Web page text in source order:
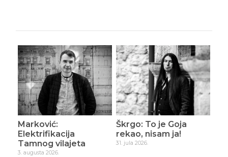
Marković:
Elektrifikacija
Tamnog vilajeta
3. augusta 2026.
Škrgo: To je Goja
rekao, nisam ja!
31. jula 2026.